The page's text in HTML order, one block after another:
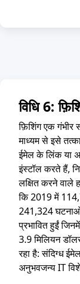
विधि 6:
फ़िशिंग एक
माध्यम से इसे
ईमेल के लिंक या
इंस्टॉल करते हैं,
लक्षित करने वाले
कि 2019 में
241,324
प्रभावित हुईं
3.9 मिलियन
रहा है: संदिग्ध
अनुभवजन्य IT